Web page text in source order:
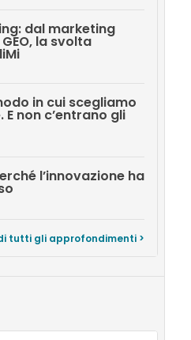
dal marketing
la svolta
in cui scegliamo
non c’entrano gli
l’innovazione ha
tutti gli approfondimenti >